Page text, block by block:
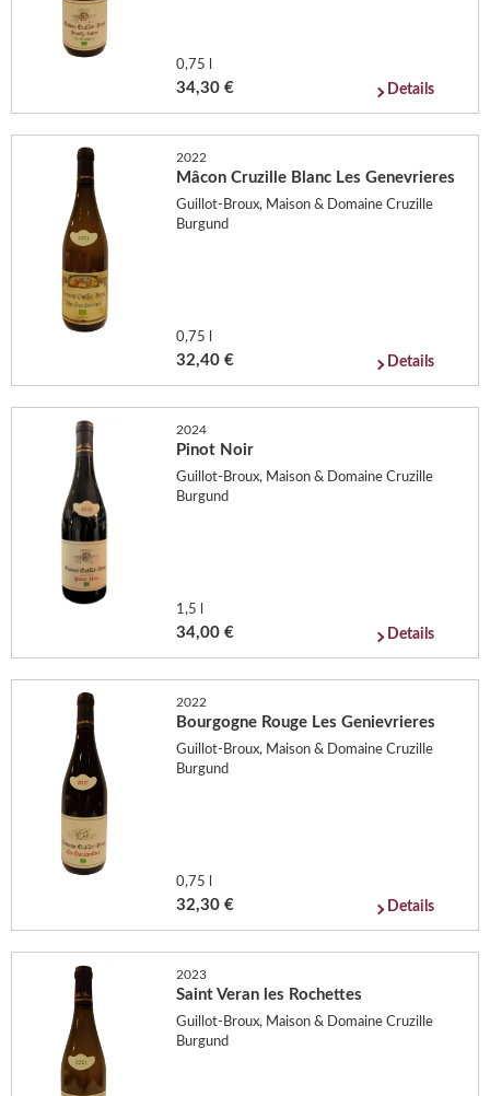
0,75 l
34,30 € Details
2022
Mâcon Cruzille Blanc Les Genevrieres
Guillot-Broux, Maison & Domaine Cruzille
Burgund
0,75 l
32,40 € Details
2024
Pinot Noir
Guillot-Broux, Maison & Domaine Cruzille
Burgund
1,5 l
34,00 € Details
2022
Bourgogne Rouge Les Genievrieres
Guillot-Broux, Maison & Domaine Cruzille
Burgund
0,75 l
32,30 € Details
2023
Saint Veran les Rochettes
Guillot-Broux, Maison & Domaine Cruzille
Burgund